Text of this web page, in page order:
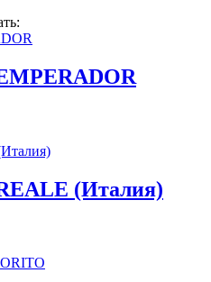
(Италия)